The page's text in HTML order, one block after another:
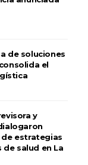
de soluciones
el
y
estrategias
de salud en La